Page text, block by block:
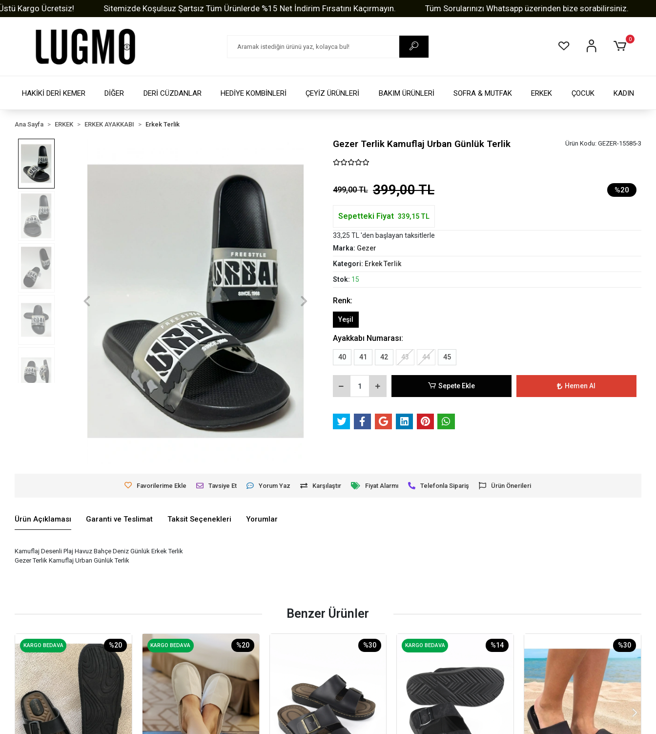
Ücretsiz! Sitemizde Koşulsuz Şartsız Tüm Ürünlerde %15 Net İndirim Fırsatını Kaçırmayın. Tüm Sorularınızı Whatsapp üzerinden bize sorabilirsiniz.
0
HAKİKİ DERİ KEMER DİĞER DERİ CÜZDANLAR HEDİYE KOMBİNLERİ ÇEYİZ ÜRÜNLERİ BAKIM ÜRÜNLERİ SOFRA & MUTFAK ERKEK ÇOCUK KADIN
Ana Sayfa ERKEK ERKEK AYAKKABI Erkek Terlik
Gezer Terlik Kamuflaj Urban Günlük Terlik Ürün Kodu: GEZER-15585-3
499,00 TL 399,00 TL %20
Sepetteki Fiyat 339,15 TL
33,25 TL 'den başlayan taksitlerle
Marka: Gezer
Kategori: Erkek Terlik
Stok: 15
Renk:
Yeşil
Ayakkabı Numarası:
40 41 42 43 44 45
Sepete Ekle Hemen Al
Favorilerime Ekle Tavsiye Et Yorum Yaz Karşılaştır Fiyat Alarmı Telefonla Sipariş Ürün Önerileri
Ürün Açıklaması Garanti ve Teslimat Taksit Seçenekleri Yorumlar
Kamuflaj Desenli Plaj Havuz Bahçe Deniz Günlük Erkek Terlik
Gezer Terlik Kamuflaj Urban Günlük Terlik
Benzer Ürünler
KARGO BEDAVA %20 KARGO BEDAVA %20 %30 KARGO BEDAVA %14 %30